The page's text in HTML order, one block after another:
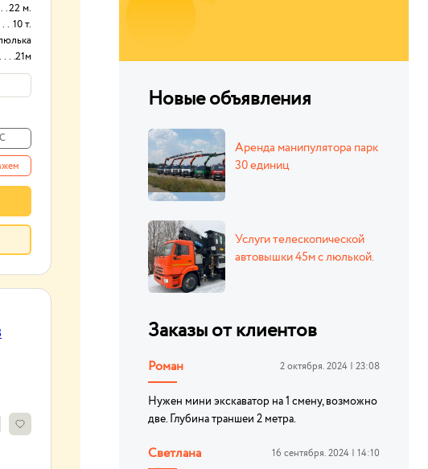
22 м.
10 т.
21м
Новые объявления
Аренда манипулятора парк
30 единиц
Услуги телескопической
автовышки 45м с люлькой.
Заказы от клиентов
Роман 2 октября. 2024 | 23:08
Нужен мини экскаватор на 1 смену, возможно
две. Глубина траншеи 2 метра.
Светлана 16 сентября. 2024 | 14:10